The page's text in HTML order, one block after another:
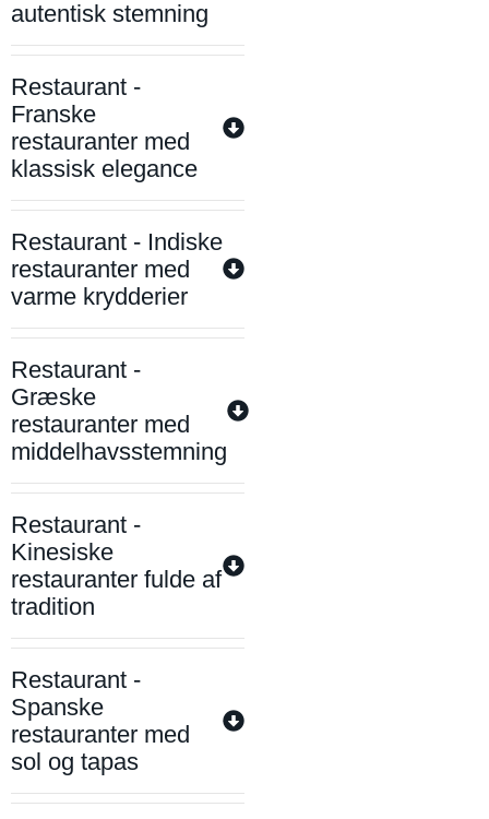
autentisk stemning
Restaurant -
Franske
restauranter med
klassisk elegance
Restaurant - Indiske
restauranter med
varme krydderier
Restaurant -
Græske
restauranter med
middelhavsstemning
Restaurant -
Kinesiske
restauranter fulde af
tradition
Restaurant -
Spanske
restauranter med
sol og tapas